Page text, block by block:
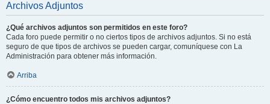
Archivos Adjuntos
¿Qué archivos adjuntos son permitidos en este foro?
Cada foro puede permitir o no ciertos tipos de archivos adjuntos. Si no está
seguro de que tipos de archivos se pueden cargar, comuníquese con La
Administración para obtener más información.
Arriba
¿Cómo encuentro todos mis archivos adjuntos?